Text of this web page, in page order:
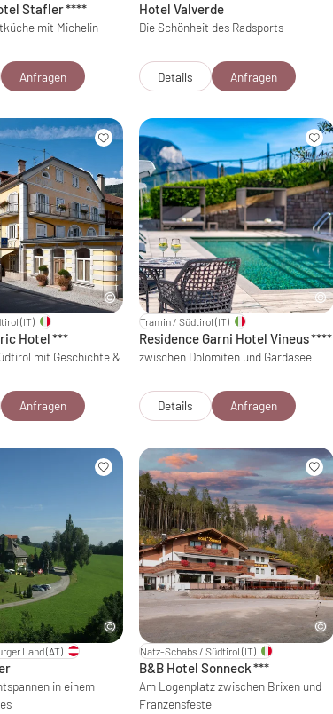
Stafler****
mit Michelin-
Anfragen
Hotel Valverde
Die Schönheit des Radsports
Details Anfragen
(IT)
Hotel***
mit Geschichte &
Anfragen
Tramin / Südtirol (IT)
Residence Garni Hotel Vineus****
zwischen Dolomiten und Gardasee
Details Anfragen
Land(AT)
in einem
Natz-Schabs / Südtirol (IT)
B&B Hotel Sonneck***
Am Logenplatz zwischen Brixen und
Franzensfeste